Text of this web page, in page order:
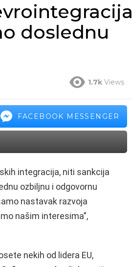
doslednu
1.7k Views
FACEBOOK MESSENGER
integracija, niti sankcija
ozbiljnu i odgovornu
nastavak razvoja
našim interesima”,
nekih od lidera EU,